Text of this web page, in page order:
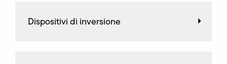
Dispositivi di inversione